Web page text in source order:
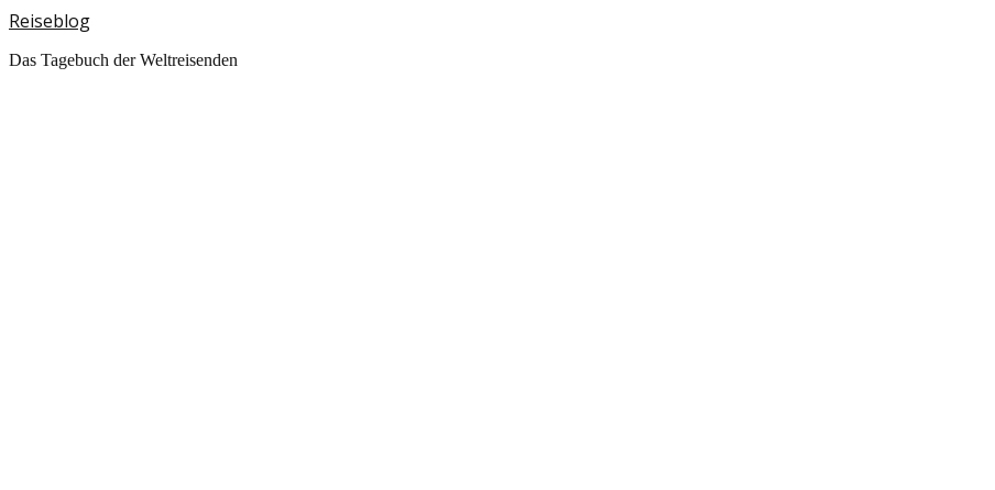
Reiseblog
Das Tagebuch der Weltreisenden